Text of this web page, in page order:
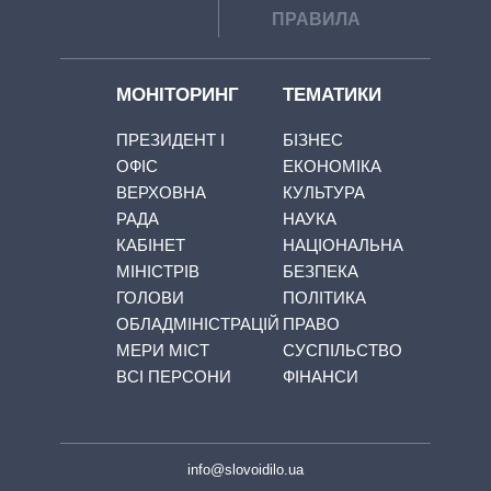
ПРАВИЛА
МОНІТОРИНГ
ПРЕЗИДЕНТ І
ОФІС
ВЕРХОВНА
РАДА
КАБІНЕТ
МІНІСТРІВ
ГОЛОВИ
ОБЛАДМІНІСТРАЦІЙ
МЕРИ МІСТ
ВСІ ПЕРСОНИ
ТЕМАТИКИ
БІЗНЕС
ЕКОНОМІКА
КУЛЬТУРА
НАУКА
НАЦІОНАЛЬНА
БЕЗПЕКА
ПОЛІТИКА
ПРАВО
СУСПІЛЬСТВО
ФІНАНСИ
info@slovoidilo.ua